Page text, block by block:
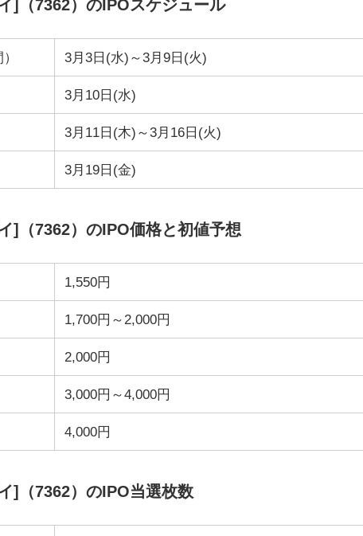
]（7362）のIPOスケジュール
3月3日(水)～3月9日(火)
3月10日(水)
3月11日(木)～3月16日(火)
3月19日(金)
]（7362）のIPO価格と初値予想
1,550円
1,700円～2,000円
2,000円
3,000円～4,000円
4,000円
]（7362）のIPO当選枚数